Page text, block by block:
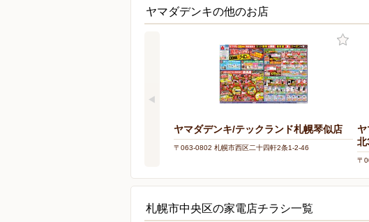
ヤマダデンキの他のお店
ヤマダデンキ/テックランド札幌琴似店
〒063-0802 札幌市西区二十四軒2条1-2-46
北
〒
札幌市中央区の家電店チラシ一覧